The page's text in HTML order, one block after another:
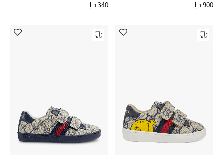
900 د.إ 340 د.إ